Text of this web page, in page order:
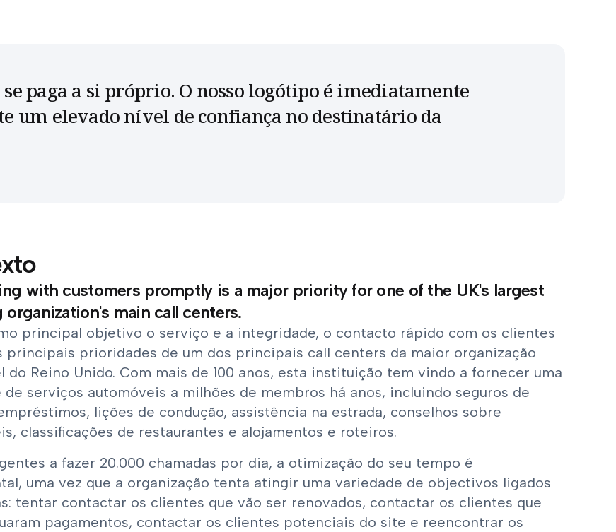
se paga a si próprio. O nosso logótipo é imediatamente
um elevado nível de confiança no destinatário da
with customers promptly is a major priority for one of the UK's largest
main call centers.
principal objetivo o serviço e a integridade, o contacto rápido com os clientes
principais prioridades de um dos principais call centers da maior organização
do Reino Unido. Com mais de 100 anos, esta instituição tem vindo a fornecer uma
de serviços automóveis a milhões de membros há anos, incluindo seguros de
lições de condução, assistência na estrada, conselhos sobre
classificações de restaurantes e alojamentos e roteiros.
a fazer 20.000 chamadas por dia, a otimização do seu tempo é
uma vez que a organização tenta atingir uma variedade de objectivos ligados
tentar contactar os clientes que vão ser renovados, contactar os clientes que
pagamentos, contactar os clientes potenciais do site e reencontrar os